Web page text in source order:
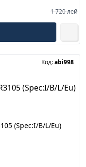
1 720 лей
Код:abi998
(Spec:I/B/L/Eu)